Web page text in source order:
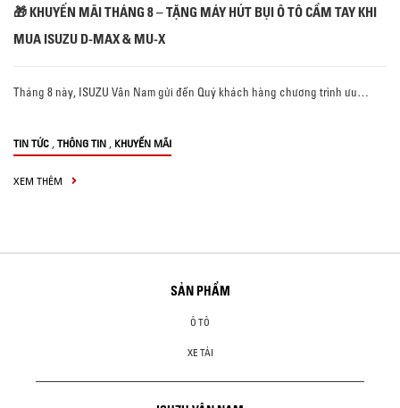
🎁 KHUYẾN MÃI THÁNG 8 – TẶNG MÁY HÚT BỤI Ô TÔ CẦM TAY KHI
MUA ISUZU D-MAX & MU-X
Tháng 8 này, ISUZU Vân Nam gửi đến Quý khách hàng chương trình ưu…
TIN TỨC , THÔNG TIN , KHUYẾN MÃI
XEM THÊM
SẢN PHẨM
Ô TÔ
XE TẢI